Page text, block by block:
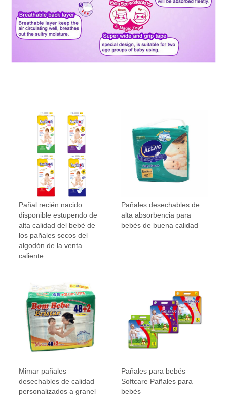
Pañal recién nacido
disponible estupendo de
alta calidad del bebé de
los pañales secos del
algodón de la venta
caliente
Pañales desechables de
alta absorbencia para
bebés de buena calidad
Mimar pañales
desechables de calidad
personalizados a granel
Pañales para bebés
Softcare Pañales para
bebés